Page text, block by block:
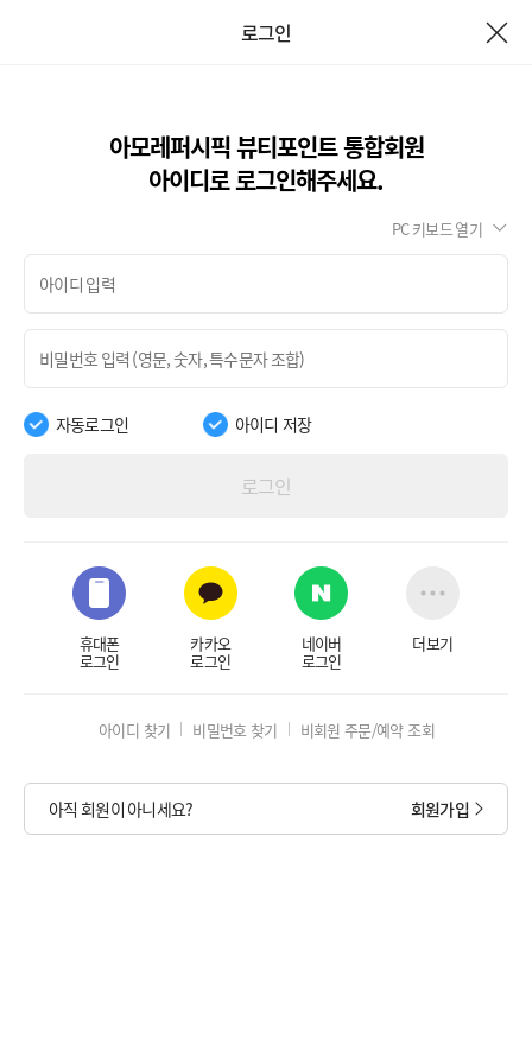
로그인
아모레퍼시픽 뷰티포인트 통합회원
아이디로 로그인해주세요.
PC 키보드 열기
자동로그인 아이디 저장
로그인
휴대폰
로그인
카카오
로그인
네이버
로그인
더보기
아이디 찾기 비밀번호 찾기 비회원 주문/예약 조회
아직 회원이 아니세요? 회원가입